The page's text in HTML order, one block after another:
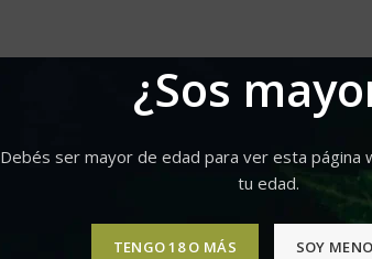
¿Sos
Debés ser mayor de edad para ver esta página
tu edad.
TENGO 18 O MÁS SOY
-10%